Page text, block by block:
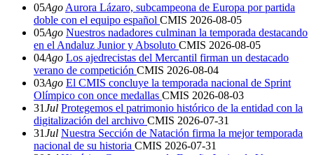
05Ago Aurora Lázaro, subcampeona de Europa por partida
doble con el equipo español CMIS 2026-08-05
05Ago Nuestros nadadores culminan la temporada destacando
en el Andaluz Junior y Absoluto CMIS 2026-08-05
04Ago Los ajedrecistas del Mercantil firman un destacado
verano de competición CMIS 2026-08-04
03Ago El CMIS concluye la temporada nacional de Sprint
Olímpico con once medallas CMIS 2026-08-03
31Jul Protegemos el patrimonio histórico de la entidad con la
digitalización del archivo CMIS 2026-07-31
31Jul Nuestra Sección de Natación firma la mejor temporada
nacional de su historia CMIS 2026-07-31